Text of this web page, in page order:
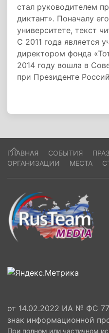
стал руководителем
диктант». Поначалу
университете, текст
С 2011 года является
директором фонда
2014 году вошла в
при Президенте
ГЛАВНАЯ СОБЫТИЯ
ОРГАНИЗАЦИИ
МЕСТА
от 14.02.2022 ИА № ФС
знак информационной
При полном или частичном